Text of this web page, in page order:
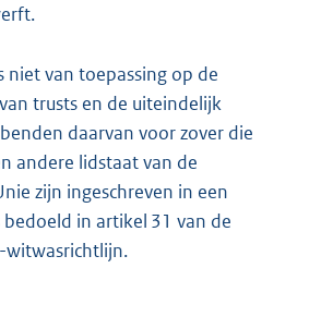
niet van toepassing op de
trusts en de uiteindelijk
daarvan voor zover die
andere lidstaat van de
zijn ingeschreven in een
bedoeld in artikel 31 van de
witwasrichtlijn.